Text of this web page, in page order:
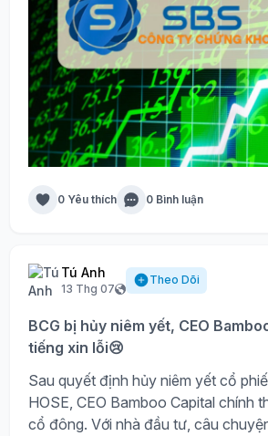
0 Yêu thích 0 Bình luận
Tú Anh
13 Thg 07
Theo Dõi
BCG bị hủy niêm yết, CEO
tiếng xin lỗi😢
Sau quyết định hủy niêm yết cổ
HOSE, CEO Bamboo Capital chính
cổ đông. Với nhà đầu tư, câu